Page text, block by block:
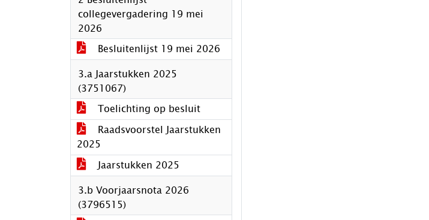
collegevergadering 19 mei
2026
Besluitenlijst 19 mei 2026
3.a Jaarstukken 2025
(3751067)
Toelichting op besluit
Raadsvoorstel Jaarstukken
2025
Jaarstukken 2025
3.b Voorjaarsnota 2026
(3796515)